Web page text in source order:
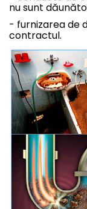
nu sunt
- furnizarea de
contractul.